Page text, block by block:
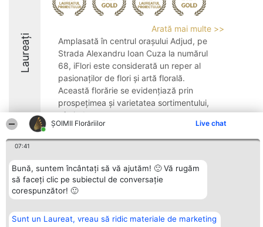
ȘOIMII Florăriilor Live chat
07:41
Bună, suntem încântați să vă ajutăm! 🙂 Vă rugăm
să faceți clic pe subiectul de conversație
corespunzător! 🙂
Sunt un Laureat, vreau să ridic materiale de marketing
Laureați
Arată mai multe >>
Amplasată în centrul orașului Adjud, pe
Strada Alexandru Ioan Cuza la numărul
68, iFlori este considerată un reper al
pasionaților de flori și artă florală.
Această florărie se evidențiază prin
prospețimea și varietatea sortimentului,
oferind ...
9.7
Organizator Ranking
BRIGHT SOLUTIONS BR SRL
Aleea Timisul De Sus 2 Bl. A30
București
CUI 36737675
Plebiscyt
Reguli
Statut